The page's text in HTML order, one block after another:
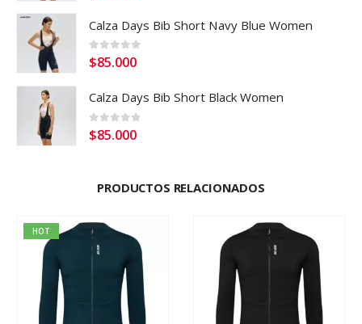
Calza Days Bib Short Navy Blue Women
0out of 5
$85.000
Calza Days Bib Short Black Women
0out of 5
$85.000
PRODUCTOS RELACIONADOS
HOT